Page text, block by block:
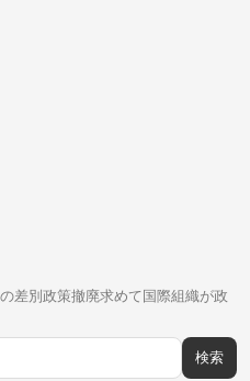
差別政策撤廃求めて国際組織が政
検索